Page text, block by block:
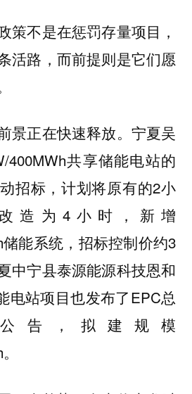
策不是在惩罚存量项目，
活路，而前提则是它们愿
景正在快速释放。宁夏吴
400MWh共享储能电站的
招标，计划将原有的2小
造为4小时，新增
储能系统，招标控制价约3
中宁县泰源能源科技恩和
电站项目也发布了EPC总
告，拟建规模